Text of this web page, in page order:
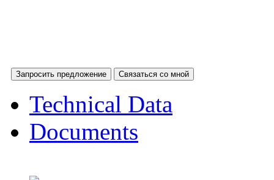
Запросить предложение Связаться со мной
Technical Data
Documents